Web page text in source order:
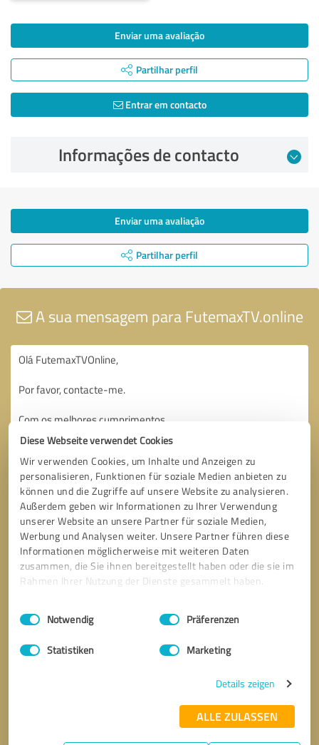
Diese Webseite verwendet Cookies
Wir verwenden Cookies, um Inhalte und Anzeigen zu
personalisieren, Funktionen für soziale Medien anbieten zu
können und die Zugriffe auf unsere Website zu analysieren.
Außerdem geben wir Informationen zu Ihrer Verwendung
unserer Website an unsere Partner für soziale Medien,
Werbung und Analysen weiter. Unsere Partner führen diese
Informationen möglicherweise mit weiteren Daten
zusammen, die Sie ihnen bereitgestellt haben oder die sie im
Rahmen Ihrer Nutzung der Dienste gesammelt haben.
Impressum Datenschutzbestimmungen
Einwilligungsauswahl
Notwendig Präferenzen
Statistiken Marketing
Details zeigen
ALLE ZULASSEN
Enviar uma avaliação
Partilhar perfil
Entrar em contacto
Informações de contacto
Enviar uma avaliação
Partilhar perfil
A sua mensagem para FutemaxTV.online